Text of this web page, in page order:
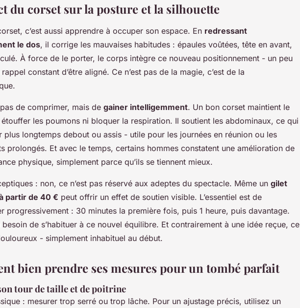
du corset sur la posture et la silhouette
c’est aussi apprendre à occuper son espace. En redressant
le dos, il corrige les mauvaises habitudes : épaules voûtées, tête en avant,
À force de le porter, le corps intègre ce nouveau positionnement - un peu
constant d’être aligné. Ce n’est pas de la magie, c’est de la
pas de comprimer, mais de gainer intelligemment. Un bon corset maintient le
les poumons ni bloquer la respiration. Il soutient les abdominaux, ce qui
plus longtemps debout ou assis - utile pour les journées en réunion ou les
prolongés. Et avec le temps, certains hommes constatent une amélioration de
physique, simplement parce qu’ils se tiennent mieux.
: non, ce n’est pas réservé aux adeptes du spectacle. Même un gilet
partir de 40 € peut offrir un effet de soutien visible. L’essentiel est de
progressivement : 30 minutes la première fois, puis 1 heure, puis davantage.
de s’habituer à ce nouvel équilibre. Et contrairement à une idée reçue, ce
- simplement inhabituel au début.
bien prendre ses mesures pour un tombé parfait
tour de taille et de poitrine
: mesurer trop serré ou trop lâche. Pour un ajustage précis, utilisez un